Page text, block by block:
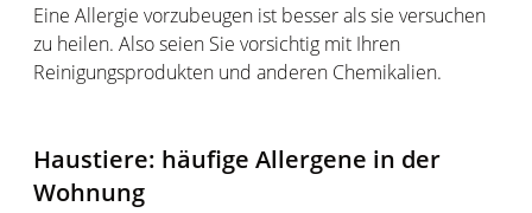
Eine Allergie vorzubeugen ist besser als sie versuchen
zu heilen. Also seien Sie vorsichtig mit Ihren
Reinigungsprodukten und anderen Chemikalien.
Haustiere: häufige Allergene in der
Wohnung